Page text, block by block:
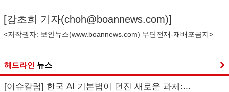
[강초희 기자(choh@boannews.com)]
<저작권자: 보안뉴스(www.boannews.com) 무단전재-재배포금지>
헤드라인 뉴스
[이슈칼럼] 한국 AI 기본법이 던진 새로운 과제:...